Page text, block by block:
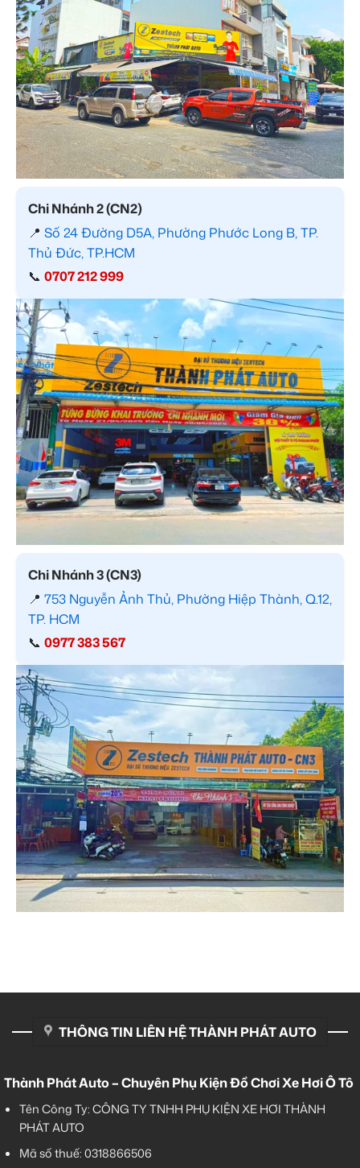
Chi Nhánh 2 (CN2)
📍 Số 24 Đường D5A, Phường Phước Long B, TP.
Thủ Đức, TP.HCM
📞 0707 212 999
Chi Nhánh 3 (CN3)
📍 753 Nguyễn Ảnh Thủ, Phường Hiệp Thành, Q.12,
TP. HCM
📞 0977 383 567
THÔNG TIN LIÊN HỆ THÀNH PHÁT AUTO
Thành Phát Auto – Chuyên Phụ Kiện Đồ Chơi Xe Hơi Ô Tô
Tên Công Ty: CÔNG TY TNHH PHỤ KIỆN XE HƠI THÀNH
PHÁT AUTO
Mã số thuế: 0318866506